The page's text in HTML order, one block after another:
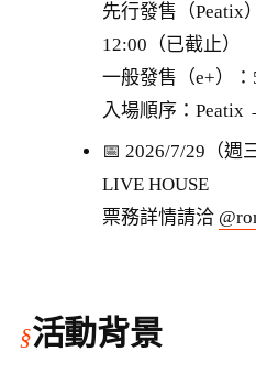
先行發售（Peatix
12:00（已截止）
一般發售（e+）
入場順序：Peatix
📅 2026/7/29（週
LIVE HOUSE
票務詳情請洽
活動背景